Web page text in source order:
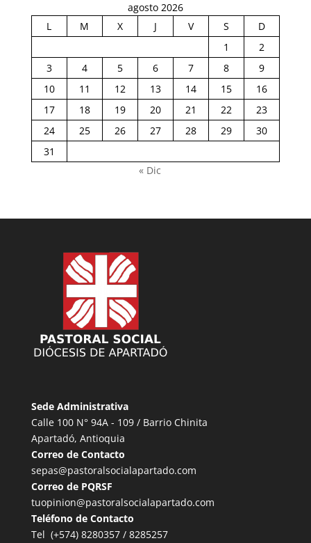
agosto 2026
L
M X J V S
D
1
2
3
4 5 6 7 8
9
10
11 12 13 14 15
16
17
18 19 20 21 22
23
24
25 26 27 28 29
30
31
« Dic
Sede Administrativa
Calle 100 N° 94A - 109 / Barrio Chinita
Apartadó, Antioquia
Correo de Contacto
sepas@pastoralsocialapartado.com
Correo de PQRSF
tuopinion@pastoralsocialapartado.com
Teléfono de Contacto
Tel (+574) 8280357 / 8285257